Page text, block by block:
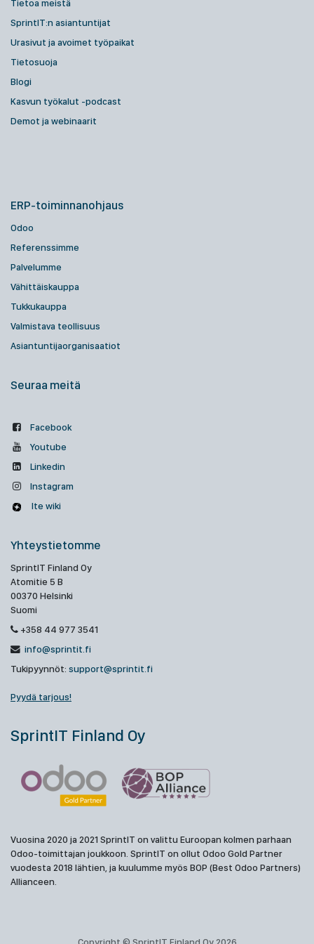
Tietoa meistä
SprintIT:n asiantuntijat
Urasivut ja avoimet työpaikat
Tietosuoja
Blogi
Kasvun työkalut -podcast
Demot ja webinaarit
ERP-toiminnanohjaus
Odoo
Referenssimme
Palvelumme
Vähittäiskauppa
Tukkukauppa
Valmistava teollisuus
Asiantuntijaorganisaatiot
Seuraa meitä
Facebook
Youtube
Linkedin
Instagram
Ite wiki
Yhteystietomme
SprintIT Finland Oy
Atomitie 5 B
00370 Helsinki
Suomi
+358 44 977 3541
info@sprintit.fi
Tukipyynnöt: support@sprintit.fi
Pyydä tarjous!
SprintIT Finland Oy
Vuosina 2020 ja 2021 SprintIT on valittu Euroopan kolmen parhaan
Odoo-toimittajan joukkoon. SprintIT on ollut Odoo Gold Partner
vuodesta 2018 lähtien, ja kuulumme myös BOP (Best Odoo Partners)
Allianceen.
Copyright © SprintIT Finland Oy 2026